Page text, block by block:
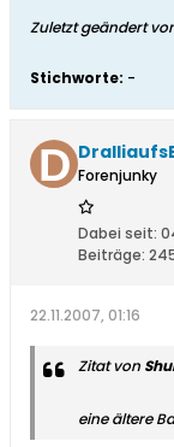
Zuletzt geändert
Stichworte: -
Forenjunky
Dabei seit:
Beiträge:
22.11.2007, 01:16
Zitat von
eine ältere